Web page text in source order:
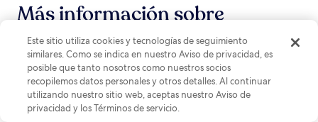
Más información sobre
Cherating
Relájate en Cherating: donde playas vírgenes se
encuentran con tesoros culturales
Ubicada a lo largo de las resplandecientes costas del Mar de
China Meridional, Cherating, Pahang, es una joya escondida que
Este sitio utiliza cookies y tecnologías de seguimiento
similares. Como se indica en nuestro Aviso de privacidad, es
posible que tanto nosotros como nuestros socios
recopilemos datos personales y otros detalles. Al continuar
utilizando nuestro sitio web, aceptas nuestro Aviso de
privacidad y los Términos de servicio.